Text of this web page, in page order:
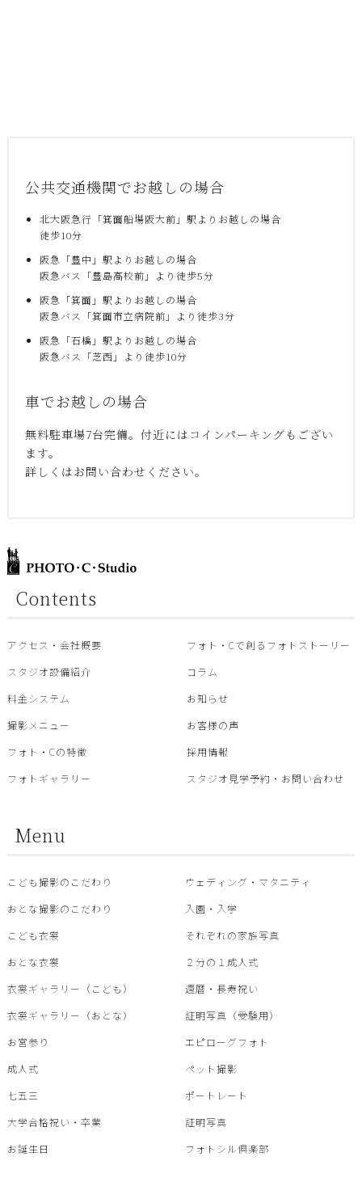
公共交通機関でお越しの場合
北大阪急行「箕面船場阪大前」駅よりお越しの場合
徒歩10分
阪急「豊中」駅よりお越しの場合
阪急バス「豊島高校前」より徒歩5分
阪急「箕面」駅よりお越しの場合
阪急バス「箕面市立病院前」より徒歩3分
阪急「石橋」駅よりお越しの場合
阪急バス「芝西」より徒歩10分
車でお越しの場合
無料駐車場7台完備。付近にはコインパーキングもござい
ます。
詳しくはお問い合わせください。
Contents
アクセス・会社概要
スタジオ設備紹介
料金システム
撮影メニュー
フォト・Cの特徴
フォトギャラリー
フォト・Cで創るフォトストーリー
コラム
お知らせ
お客様の声
採用情報
スタジオ見学予約・お問い合わせ
Menu
こども撮影のこだわり
おとな撮影のこだわり
こども衣裳
おとな衣裳
衣裳ギャラリー（こども）
衣裳ギャラリー（おとな）
お宮参り
成人式
七五三
大学合格祝い・卒業
お誕生日
ウェディング・マタニティ
入園・入学
それぞれの家族写真
２分の１成人式
還暦・⾧寿祝い
証明写真（受験用）
エピローグフォト
ペット撮影
ポートレート
証明写真
フォトシル倶楽部